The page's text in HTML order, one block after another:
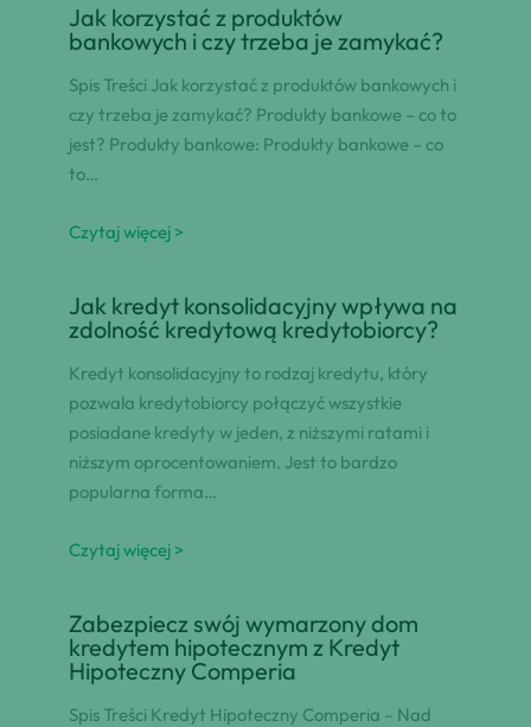
Jak korzystać z produktów
bankowych i czy trzeba je zamykać?
Spis Treści Jak korzystać z produktów bankowych i
czy trzeba je zamykać? Produkty bankowe – co to
jest? Produkty bankowe: Produkty bankowe – co
to…
Czytaj więcej >
Jak kredyt konsolidacyjny wpływa na
zdolność kredytową kredytobiorcy?
Kredyt konsolidacyjny to rodzaj kredytu, który
pozwala kredytobiorcy połączyć wszystkie
posiadane kredyty w jeden, z niższymi ratami i
niższym oprocentowaniem. Jest to bardzo
popularna forma…
Czytaj więcej >
Zabezpiecz swój wymarzony dom
kredytem hipotecznym z Kredyt
Hipoteczny Comperia
Spis Treści Kredyt Hipoteczny Comperia – Nad